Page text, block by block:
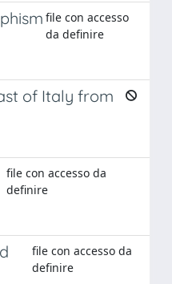
file con accesso
da definire
of Italy from
file con accesso da
definire
file con accesso da
definire